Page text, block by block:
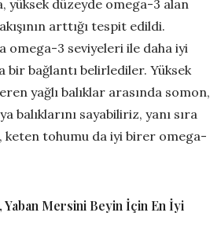
yüksek düzeyde omega-3 alan
arttığı tespit edildi.
omega-3 seviyeleri ile daha iyi
bir bağlantı belirlediler. Yüksek
yağlı balıklar arasında somon,
balıklarını sayabiliriz, yanı sıra
keten tohumu da iyi birer omega-
Mersini Beyin İçin En İyi